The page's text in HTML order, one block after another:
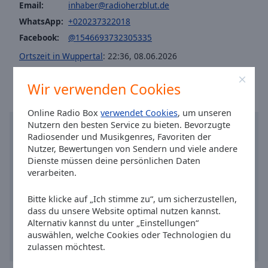
Wir verwenden Cookies
Online Radio Boxverwendet Cookies, um unseren
Nutzern den besten Service zu bieten. Bevorzugte
Radiosender und Musikgenres, Favoriten der
Nutzer, Bewertungen von Sendern und viele andere
Dienste müssen deine persönlichen Daten
verarbeiten.
Bitte klicke auf „Ich stimme zu“, um sicherzustellen,
dass du unsere Website optimal nutzen kannst.
Alternativ kannst du unter „Einstellungen“
auswählen, welche Cookies oder Technologien du
zulassen möchtest.
Area
Background
Color
Family
Email:
inhaber@radioherzblut.de
WhatsApp: +020237322018
Facebook:
@1546693732305335
Ortszeit in Wuppertal: 22:36, 08.06.2026